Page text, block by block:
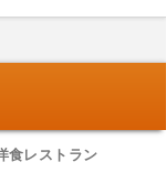
食レストラン